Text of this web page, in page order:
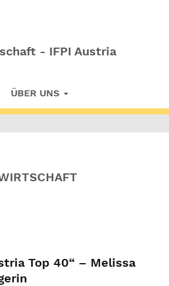
- IFPI Austria
ÜBER UNS
Top 40“ – Melissa